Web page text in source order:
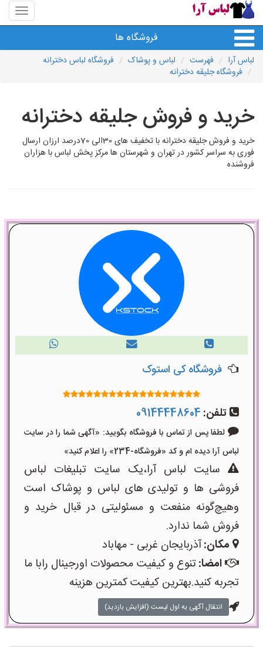
منوی
سایت
آرا
فروشگاه ها
لباس آرا فهرست لباس و پوشاک
فروشگاه لباس دخترانه
فروشگاه جلیقه دخترانه
خرید و فروش جلیقه دخترانه
خرید و فروش جلیقه دخترانه با تخفیف های 30الی 70درصد ارزان ارسال
فوری به سراسر کشور در تهران و شهرستان ها مرکز پخش لباس با هزاران
فروشنده
فروشگاه کی استوک
تلفن: 09144448604
لطفا پس از تماس با فروشگاه بگویید: «آگهی شما را در سایت
لباس آرا دیده ام و کد «فروشگاه-234» را اعلام کنید»
سایت لباس آرا،یک سایت تبلیغات لباس
فروشی ها و تولیدی های لباس و پوشاک است
وهیچ‌گونه منفعت و مسئولیتی در قبال خرید و
فروش شما ندارد.
مکان:آذربایجان غربی - مهاباد
امضا:تنوع و کیفیت محصولات اورجینال رابا ما
تجربه کنید.بهترین کیفیت کمترین هزینه
انتقال آگهی به اول لیست (افزایش بازدید)